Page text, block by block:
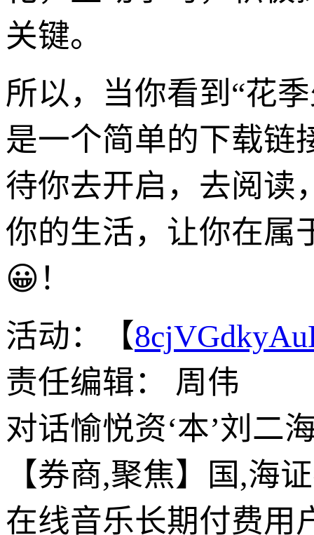
关键。
所以，当你看到“花
是一个简单的下载链
待你去开启，去阅读
你的生活，让你在属
😀！
活动：【
责任编辑： 周伟
对话愉悦资‘本’刘二
【券商,聚焦】国,海
在线音乐长期付费用